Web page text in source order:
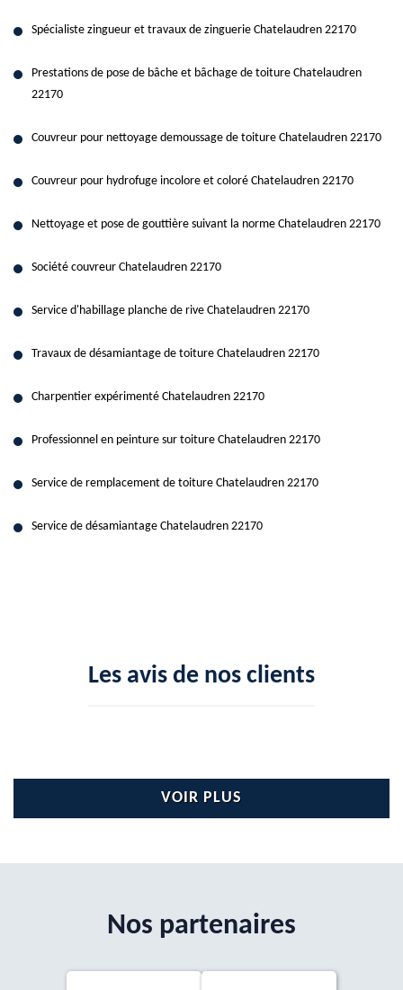
Spécialiste zingueur et travaux de zinguerie Chatelaudren 22170
Prestations de pose de bâche et bâchage de toiture Chatelaudren
22170
Couvreur pour nettoyage demoussage de toiture Chatelaudren 22170
Couvreur pour hydrofuge incolore et coloré Chatelaudren 22170
Nettoyage et pose de gouttière suivant la norme Chatelaudren 22170
Société couvreur Chatelaudren 22170
Service d'habillage planche de rive Chatelaudren 22170
Travaux de désamiantage de toiture Chatelaudren 22170
Charpentier expérimenté Chatelaudren 22170
Professionnel en peinture sur toiture Chatelaudren 22170
Service de remplacement de toiture Chatelaudren 22170
Service de désamiantage Chatelaudren 22170
Les avis de nos clients
VOIR PLUS
Nos partenaires